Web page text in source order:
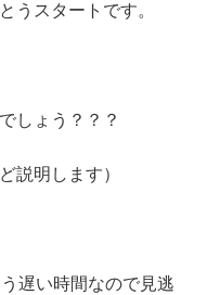
うスタートです。
しょう？？？
説明します）
遅い時間なので見逃